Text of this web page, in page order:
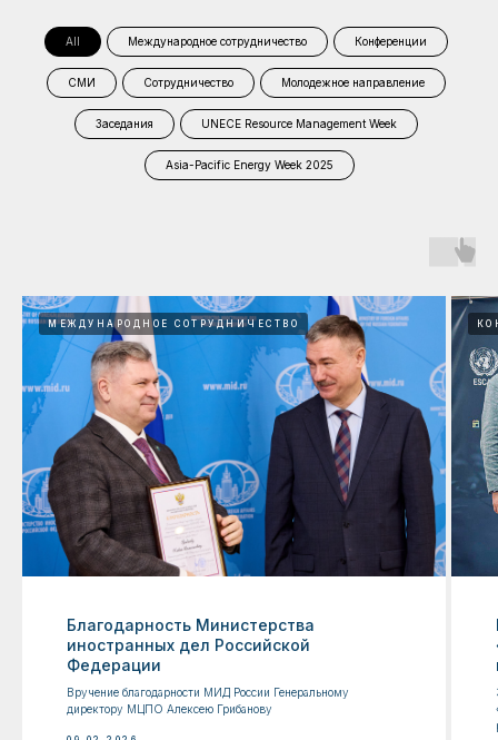
All Международное сотрудничество Конференции
СМИ Сотрудничество Молодежное направление
Заседания UNECE Resource Management Week
Asia-Pacific Energy Week 2025
МЕЖДУНАРОДНОЕ СОТРУДНИЧЕСТВО
Благодарность Министерства
иностранных дел Российской
Федерации
Вручение благодарности МИД России Генеральному
директору МЦПО Алексею Грибанову